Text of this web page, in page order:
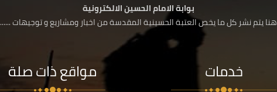
بوابة الامام الحسين الالكترونية
هنا يتم نشر كل ما يخص العتبة الحسينية المقدسة من اخبار ومشاريع و توجيهات ......
خدمات مواقع ذات صلة